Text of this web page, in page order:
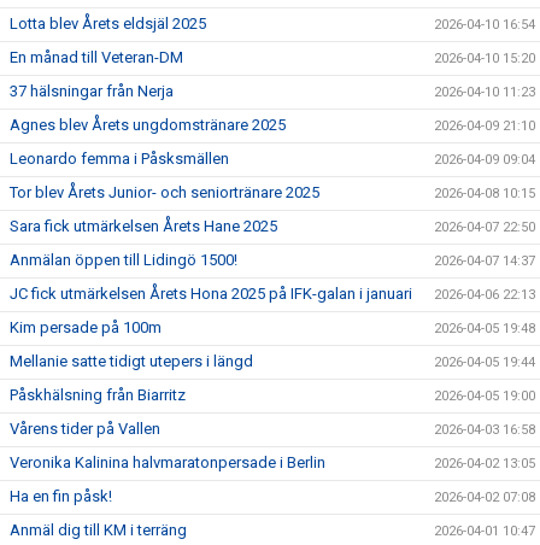
Lotta blev Årets eldsjäl 2025 2026-04-10 16:54
En månad till Veteran-DM 2026-04-10 15:20
37 hälsningar från Nerja 2026-04-10 11:23
Agnes blev Årets ungdomstränare 2025 2026-04-09 21:10
Leonardo femma i Påsksmällen 2026-04-09 09:04
Tor blev Årets Junior- och seniortränare 2025 2026-04-08 10:15
Sara fick utmärkelsen Årets Hane 2025 2026-04-07 22:50
Anmälan öppen till Lidingö 1500! 2026-04-07 14:37
JC fick utmärkelsen Årets Hona 2025 på IFK-galan i januari 2026-04-06 22:13
Kim persade på 100m 2026-04-05 19:48
Mellanie satte tidigt utepers i längd 2026-04-05 19:44
Påskhälsning från Biarritz 2026-04-05 19:00
Vårens tider på Vallen 2026-04-03 16:58
Veronika Kalinina halvmaratonpersade i Berlin 2026-04-02 13:05
Ha en fin påsk! 2026-04-02 07:08
Anmäl dig till KM i terräng 2026-04-01 10:47